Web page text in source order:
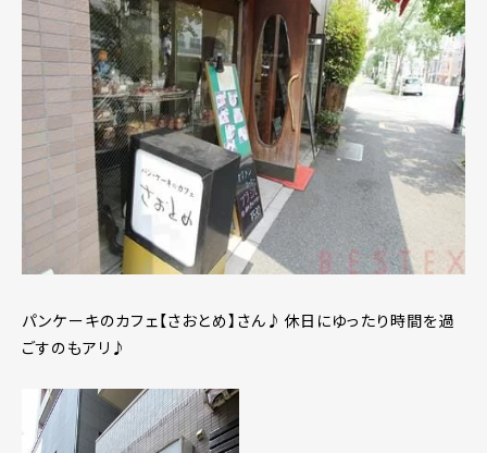
パンケーキのカフェ【さおとめ】さん♪休日にゆったり時間を過
ごすのもアリ♪